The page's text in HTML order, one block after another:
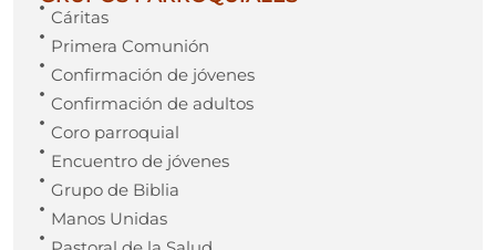
Cáritas
Primera Comunión
Confirmación de jóvenes
Confirmación de adultos
Coro parroquial
Encuentro de jóvenes
Grupo de Biblia
Manos Unidas